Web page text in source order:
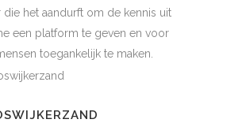
die het aandurft om de kennis uit
een platform te geven en voor
toegankelijk te maken.